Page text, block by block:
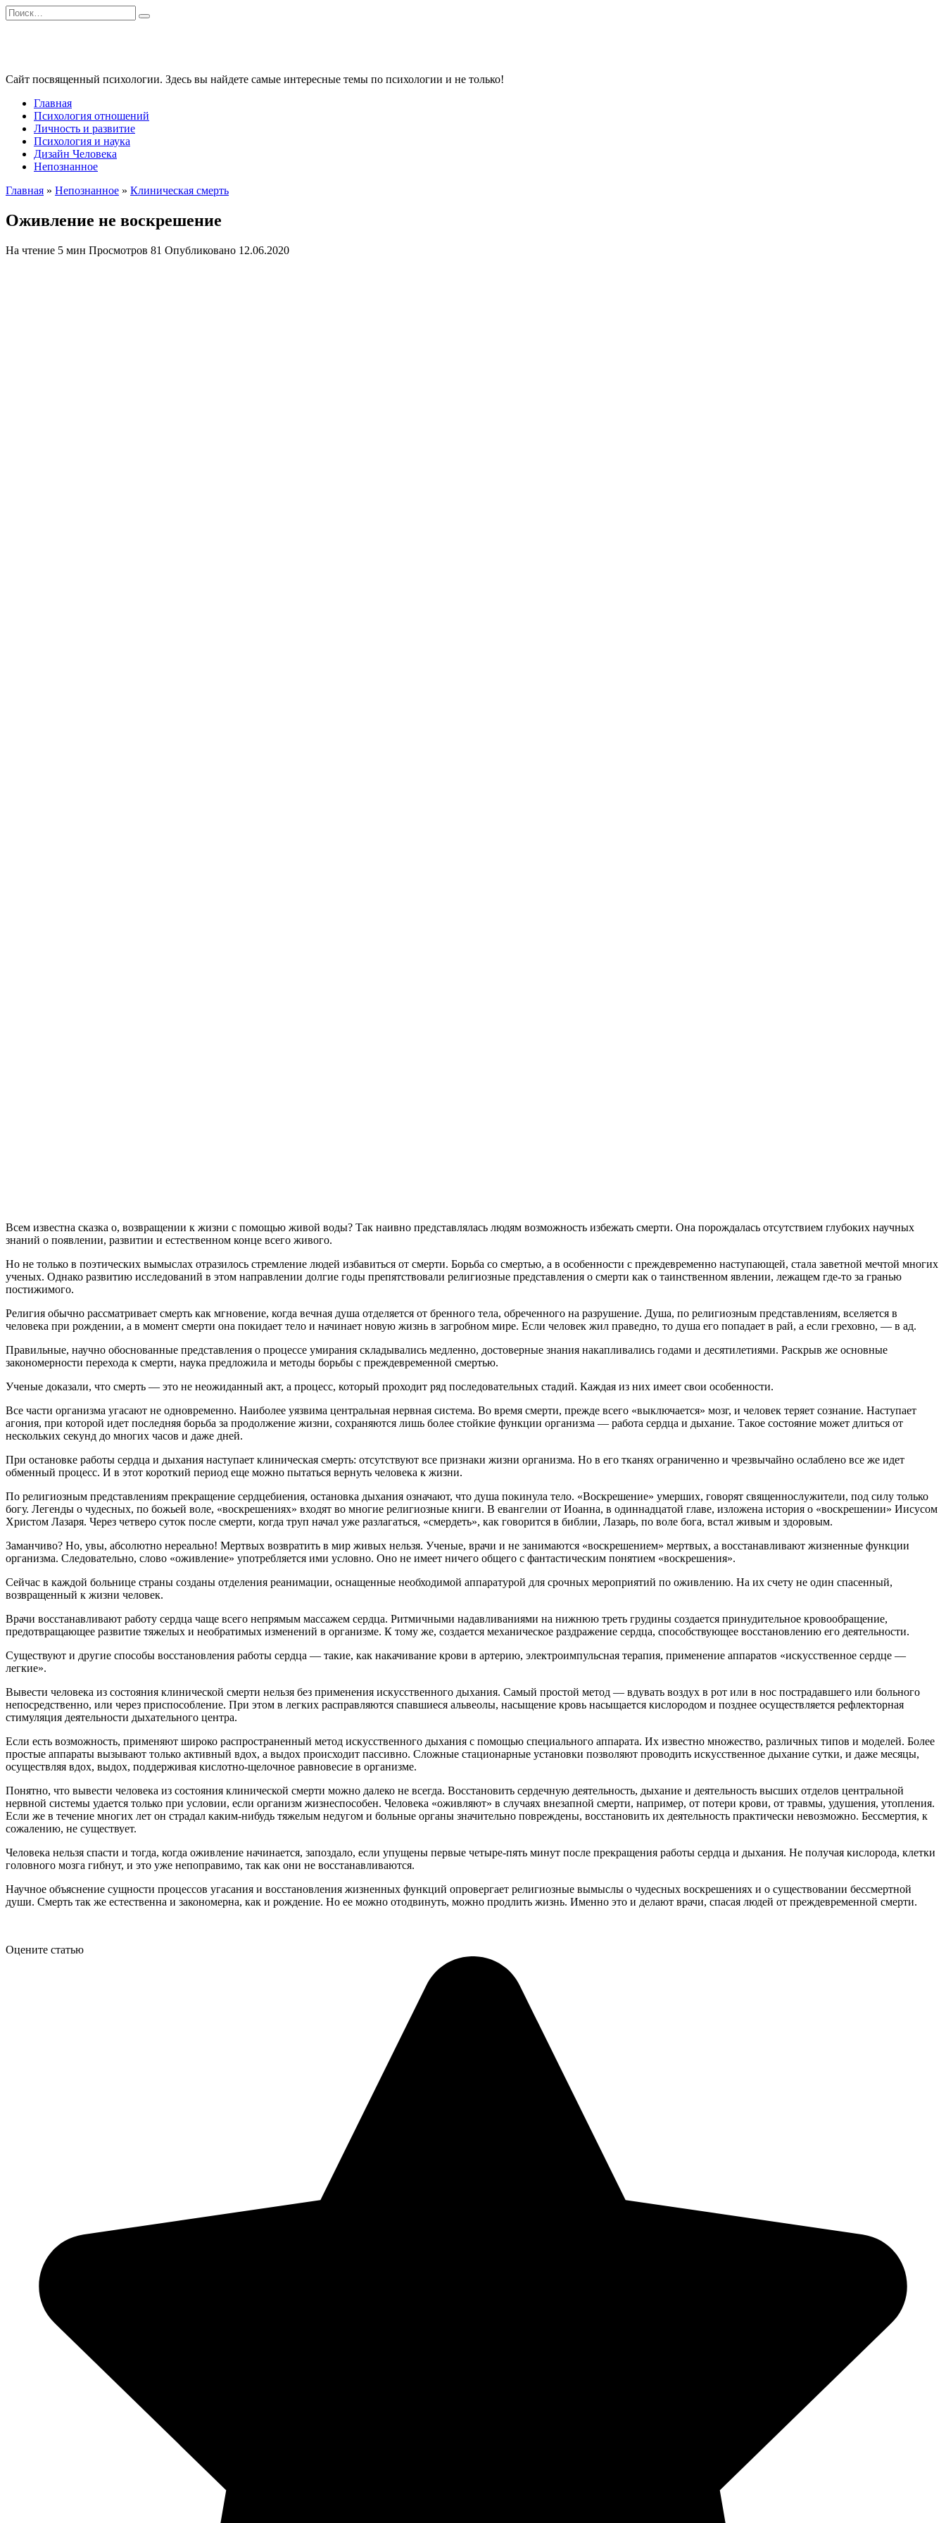
Перейти
к
Search
for:
Сайт посвященный психологии. Здесь вы найдете самые интересные темы по психологии и не только!
Главная
Психология отношений
Личность и развитие
Психология и наука
Дизайн Человека
Непознанное
Главная » Непознанное » Клиническая смерть
Оживление не воскрешение
На чтение 5 мин Просмотров 81 Опубликовано 12.06.2020
Всем известна сказка о, возвращении к жизни с помощью живой воды? Так наивно представлялась людям возможность избежать смерти. Она порождалась отсутствием глубоких научных
знаний о появлении, развитии и естественном конце всего живого.
Но не только в поэтических вымыслах отразилось стремление людей избавиться от смерти. Борьба со смертью, а в особенности с преждевременно наступающей, стала заветной мечтой многих
ученых. Однако развитию исследований в этом направлении долгие годы препятствовали религиозные представления о смерти как о таинственном явлении, лежащем где-то за гранью
постижимого.
Религия обычно рассматривает смерть как мгновение, когда вечная душа отделяется от бренного тела, обреченного на разрушение. Душа, по религиозным представлениям, вселяется в
человека при рождении, а в момент смерти она покидает тело и начинает новую жизнь в загробном мире. Если человек жил праведно, то душа его попадает в рай, а если греховно, — в ад.
Правильные, научно обоснованные представления о процессе умирания складывались медленно, достоверные знания накапливались годами и десятилетиями. Раскрыв же основные
закономерности перехода к смерти, наука предложила и методы борьбы с преждевременной смертью.
Ученые доказали, что смерть — это не неожиданный акт, а процесс, который проходит ряд последовательных стадий. Каждая из них имеет свои особенности.
Все части организма угасают не одновременно. Наиболее уязвима центральная нервная система. Во время смерти, прежде всего «выключается» мозг, и человек теряет сознание. Наступает
агония, при которой идет последняя борьба за продолжение жизни, сохраняются лишь более стойкие функции организма — работа сердца и дыхание. Такое состояние может длиться от
нескольких секунд до многих часов и даже дней.
При остановке работы сердца и дыхания наступает клиническая смерть: отсутствуют все признаки жизни организма. Но в его тканях ограниченно и чрезвычайно ослаблено все же идет
обменный процесс. И в этот короткий период еще можно пытаться вернуть человека к жизни.
По религиозным представлениям прекращение сердцебиения, остановка дыхания означают, что душа покинула тело. «Воскрешение» умерших, говорят священнослужители, под силу только
богу. Легенды о чудесных, по божьей воле, «воскрешениях» входят во многие религиозные книги. В евангелии от Иоанна, в одиннадцатой главе, изложена история о «воскрешении» Иисусом
Христом Лазаря. Через четверо суток после смерти, когда труп начал уже разлагаться, «смердеть», как говорится в библии, Лазарь, по воле бога, встал живым и здоровым.
Заманчиво? Но, увы, абсолютно нереально! Мертвых возвратить в мир живых нельзя. Ученые, врачи и не занимаются «воскрешением» мертвых, а восстанавливают жизненные функции
организма. Следовательно, слово «оживление» употребляется ими условно. Оно не имеет ничего общего с фантастическим понятием «воскрешения».
Сейчас в каждой больнице страны созданы отделения реанимации, оснащенные необходимой аппаратурой для срочных мероприятий по оживлению. На их счету не один спасенный,
возвращенный к жизни человек.
Врачи восстанавливают работу сердца чаще всего непрямым массажем сердца. Ритмичными надавливаниями на нижнюю треть грудины создается принудительное кровообращение,
предотвращающее развитие тяжелых и необратимых изменений в организме. К тому же, создается механическое раздражение сердца, способствующее восстановлению его деятельности.
Существуют и другие способы восстановления работы сердца — такие, как накачивание крови в артерию, электроимпульсная терапия, применение аппаратов «искусственное сердце —
легкие».
Вывести человека из состояния клинической смерти нельзя без применения искусственного дыхания. Самый простой метод — вдувать воздух в рот или в нос пострадавшего или больного
непосредственно, или через приспособление. При этом в легких расправляются спавшиеся альвеолы, насыщение кровь насыщается кислородом и позднее осуществляется рефлекторная
стимуляция деятельности дыхательного центра.
Если есть возможность, применяют широко распространенный метод искусственного дыхания с помощью специального аппарата. Их известно множество, различных типов и моделей. Более
простые аппараты вызывают только активный вдох, а выдох происходит пассивно. Сложные стационарные установки позволяют проводить искусственное дыхание сутки, и даже месяцы,
осуществляя вдох, выдох, поддерживая кислотно-щелочное равновесие в организме.
Понятно, что вывести человека из состояния клинической смерти можно далеко не всегда. Восстановить сердечную деятельность, дыхание и деятельность высших отделов центральной
нервной системы удается только при условии, если организм жизнеспособен. Человека «оживляют» в случаях внезапной смерти, например, от потери крови, от травмы, удушения, утопления.
Если же в течение многих лет он страдал каким-нибудь тяжелым недугом и больные органы значительно повреждены, восстановить их деятельность практически невозможно. Бессмертия, к
сожалению, не существует.
Человека нельзя спасти и тогда, когда оживление начинается, запоздало, если упущены первые четыре-пять минут после прекращения работы сердца и дыхания. Не получая кислорода, клетки
головного мозга гибнут, и это уже непоправимо, так как они не восстанавливаются.
Научное объяснение сущности процессов угасания и восстановления жизненных функций опровергает религиозные вымыслы о чудесных воскрешениях и о существовании бессмертной
души. Смерть так же естественна и закономерна, как и рождение. Но ее можно отодвинуть, можно продлить жизнь. Именно это и делают врачи, спасая людей от преждевременной смерти.
Оцените статью